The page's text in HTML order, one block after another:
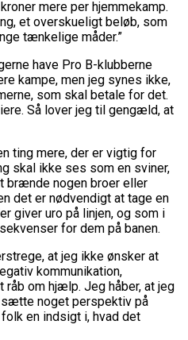
mere per hjemmekamp.
et overskueligt beløb, som
tænkelige måder.”
have Pro B-klubberne
kampe, men jeg synes ikke,
som skal betale for det.
Så lover jeg til gengæld, at
ting mere, der er vigtig for
skal ikke ses som en sviner,
brænde nogen broer eller
det er nødvendigt at tage en
giver uro på linjen, og som i
for dem på banen.
at jeg ikke ønsker at
kommunikation,
om hjælp. Jeg håber, at jeg
sætte noget perspektiv på
en indsigt i, hvad det